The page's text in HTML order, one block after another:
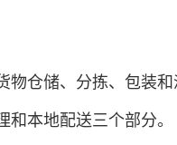
物仓储、分拣、包装
本地配送三个部分。